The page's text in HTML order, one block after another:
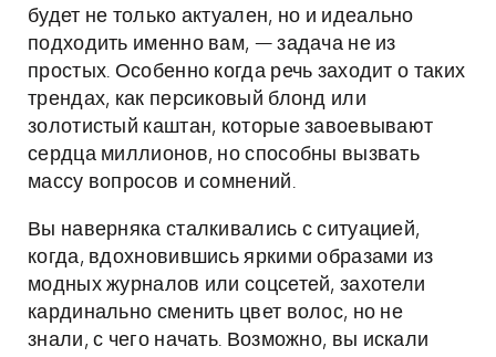
будет не только актуален, но и идеально
подходить именно вам, — задача не из
простых. Особенно когда речь заходит о таких
трендах, как персиковый блонд или
золотистый каштан, которые завоевывают
сердца миллионов, но способны вызвать
массу вопросов и сомнений.
Вы наверняка сталкивались с ситуацией,
когда, вдохновившись яркими образами из
модных журналов или соцсетей, захотели
кардинально сменить цвет волос, но не
знали, с чего начать. Возможно, вы искали